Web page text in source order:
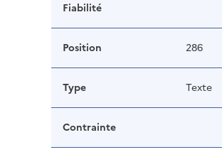
Fiabilité
Position 286
Type Texte
Contrainte